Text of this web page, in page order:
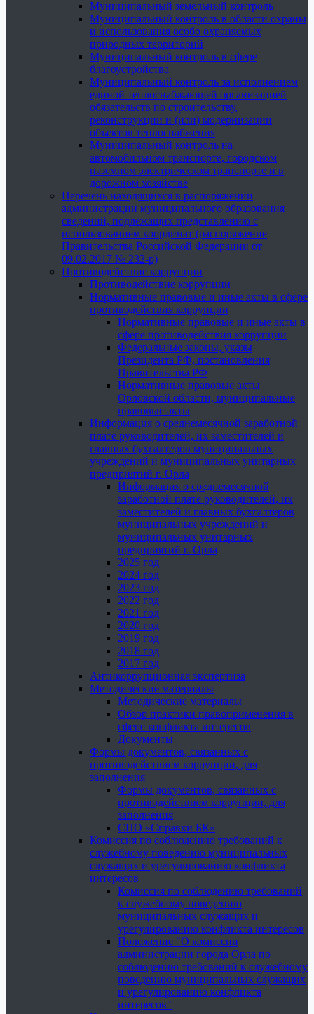
Муниципальный земельный контроль
Муниципальный контроль в области охраны
и использования особо охраняемых
природных территорий
Муниципальный контроль в сфере
благоустройства
Муниципальный контроль за исполнением
единой теплоснабжающей организацией
обязательств по строительству,
реконструкции и (или) модернизации
объектов теплоснабжения
Муниципальный контроль на
автомобильном транспорте, городском
наземном электрическом транспорте и в
дорожном хозяйстве
Перечень находящихся в распоряжении
администрации муниципального образования
сведений, подлежащих представлению с
использованием координат (распоряжение
Правительства Российской Федерации от
09.02.2017 № 232-р)
Противодействие коррупции
Противодействие коррупции
Нормативные правовые и иные акты в сфере
противодействия коррупции
Нормативные правовые и иные акты в
сфере противодействия коррупции
Федеральные законы, указы
Президента РФ, постановления
Правительства РФ
Нормативные правовые акты
Орловской области, муниципальные
правовые акты
Информация о среднемесячной заработной
плате руководителей, их заместителей и
главных бухгалтеров муниципальных
учреждений и муниципальных унитарных
предприятий г. Орла
Информация о среднемесячной
заработной плате руководителей, их
заместителей и главных бухгалтеров
муниципальных учреждений и
муниципальных унитарных
предприятий г. Орла
2025 год
2024 год
2023 год
2022 год
2021 год
2020 год
2019 год
2018 год
2017 год
Антикоррупционная экспертиза
Методические материалы
Методические материалы
Обзор практики правоприменения в
сфере конфликта интересов
Документы
Формы документов, связанных с
противодействием коррупции, для
заполнения
Формы документов, связанных с
противодействием коррупции, для
заполнения
СПО «Справки БК»
Комиссия по соблюдению требований к
служебному поведению муниципальных
служащих и урегулированию конфликта
интересов
Комиссия по соблюдению требований
к служебному поведению
муниципальных служащих и
урегулированию конфликта интересов
Положение "О комиссии
администрации города Орла по
соблюдению требований к служебному
поведению муниципальных служащих
и урегулированию конфликта
интересов"